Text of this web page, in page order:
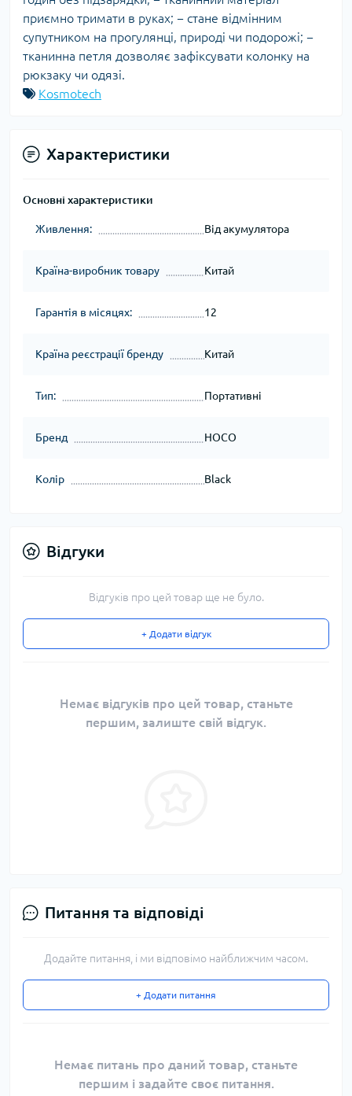
приємно тримати в руках; − стане відмінним
супутником на прогулянці, природі чи подорожі; −
тканинна петля дозволяє зафіксувати колонку на
рюкзаку чи одязі.
Kosmotech
Характеристики
Основні характеристики
Живлення: Від акумулятора
Країна-виробник товару Китай
Гарантія в місяцях: 12
Країна реєстрації бренду Китай
Тип: Портативні
Бренд HOCO
Колір Black
Відгуки
Відгуків про цей товар ще не було.
+ Додати відгук
Немає відгуків про цей товар, станьте
першим, залиште свій відгук.
Питання та відповіді
Додайте питання, і ми відповімо найближчим часом.
+ Додати питання
Немає питань про даний товар, станьте
першим і задайте своє питання.